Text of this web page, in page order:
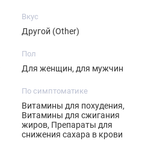
Вкус
Другой (Other)
Пол
Для женщин, для мужчин
По симптоматике
Витамины для похудения,
Витамины для сжигания
жиров, Препараты для
снижения сахара в крови